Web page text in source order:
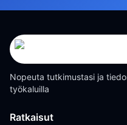
Nopeuta tutkimustasi ja
työkaluilla
Ratkaisut